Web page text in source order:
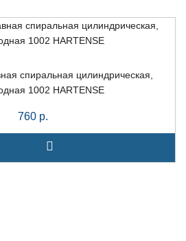
спиральная цилиндрическая,
1002 HARTENSE
760 р.